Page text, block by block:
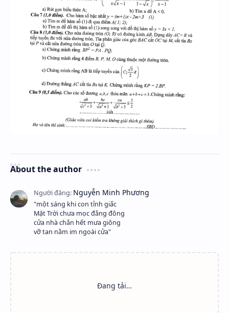
About the author
"một sáng khi con tỉnh giấc
Mặt Trời chưa mọc đằng đông
cửa nhà chắn hết mưa giông
vỡ tan nằm im ngoài cửa"